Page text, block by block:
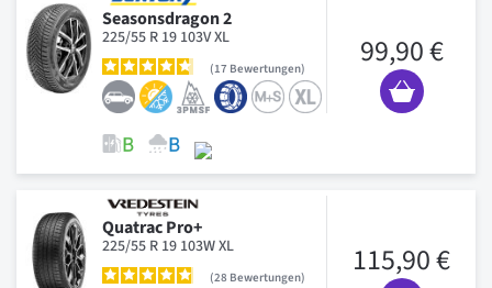
Seasonsdragon 2
225/55 R 19 103V XL
17 Bewertungen 99,90 €
Quatrac Pro+
225/55 R 19 103W XL
28 Bewertungen 115,90 €